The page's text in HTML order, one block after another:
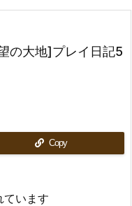
検索
の大地]プレイ日記5
Copy
ています